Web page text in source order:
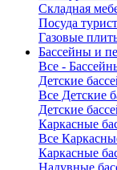
Складная
Посуда
Газовые
Бассейны и
Все -
Детские
Все Детские
Детские
Каркасные
Все
Каркасные
Надувные